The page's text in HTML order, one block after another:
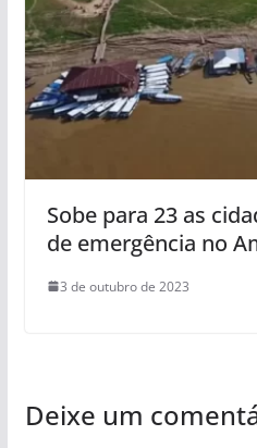
Sobe para 23 as
de emergência no
3 de outubro de 2023
Deixe um